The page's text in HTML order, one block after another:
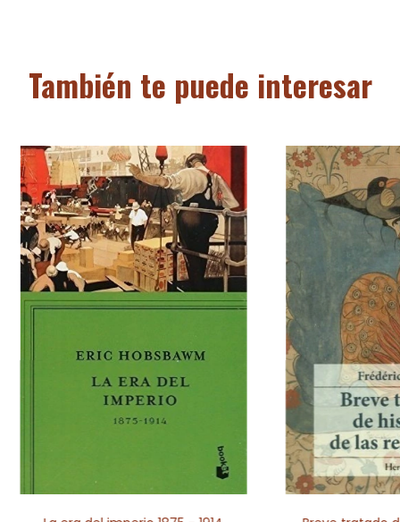
También te puede interesar